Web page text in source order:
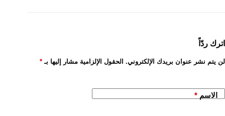
اترك ردّاً
لن يتم نشر عنوان بريدك الإلكتروني. الحقول الإلزامية مشار إليها بـ *
الاسم *